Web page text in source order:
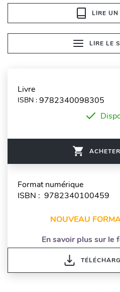
LIRE
LIRE LE
Livre
ISBN : 9782340098305
Format numérique
ISBN : 9782340100459
NOUVEAU
En savoir plus sur le